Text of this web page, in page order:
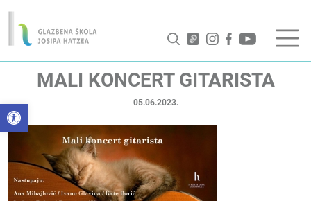
Open toolbar
MALI KONCERT GITARISTA
05.06.2023.